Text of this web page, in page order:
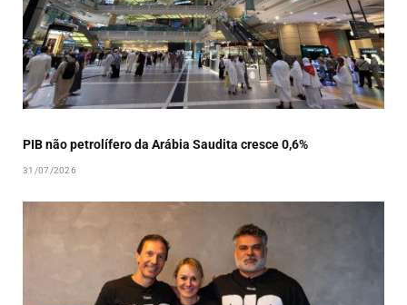
PIB não petrolífero da Arábia Saudita cresce 0,6%
31/07/2026